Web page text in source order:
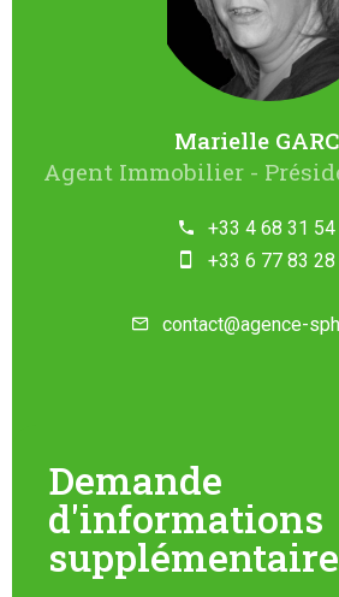
Marielle
Agent Immobilier -
+33 4 68 31 54
+33 6 77 83 28
contact@agence-
Demande
d'informations